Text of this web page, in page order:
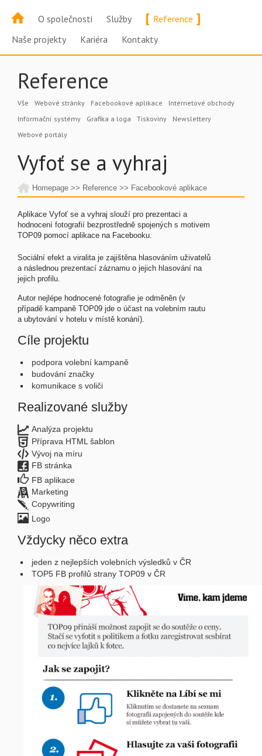
O společnosti Služby [ Reference ]
Naše projekty Kariéra Kontakty
Reference
Vše Webové stránky Facebookové aplikace
Internetové obchody
Informační systémy
Grafika a loga Tiskoviny
Newslettery
Webové portály
Vyfoť se a vyhraj
Homepage >> Reference >> Facebookové aplikace
Aplikace Vyfoť se a vyhraj slouží pro prezentaci a
hodnocení fotografií bezprostředně spojených s motivem
TOP09 pomocí aplikace na Facebooku.
Sociální efekt a viralita je zajištěna hlasováním uživatelů
a následnou prezentací záznamu o jejich hlasování na
jejich profilu.
Autor nejlépe hodnocené fotografie je odměněn (v
případě kampaně TOP09 jde o účast na volebním rautu
a ubytování v hotelu v místě konání).
Cíle projektu
podpora volební kampaně
budování značky
komunikace s voliči
Realizované služby
Analýza projektu
Příprava HTML šablon
Vývoj na míru
FB stránka
FB aplikace
Marketing
Copywriting
Logo
Vždycky něco extra
jeden z nejlepších volebních výsledků v ČR
TOP5 FB profilů strany TOP09 v ČR